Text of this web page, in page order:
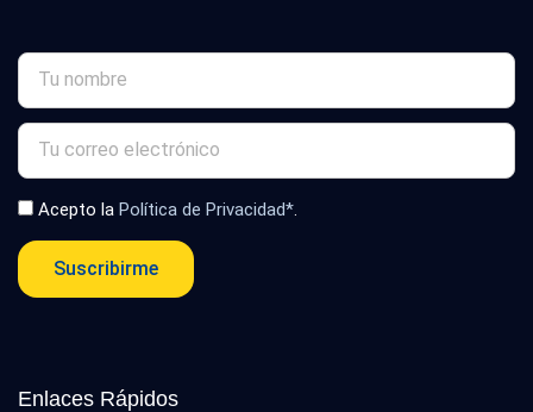
Acepto la Política de Privacidad*
Suscribirme
Enlaces Rápidos